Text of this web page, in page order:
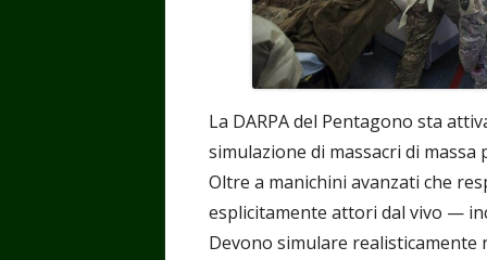
La DARPA del Pentagono sta
simulazione di massacri di
Oltre a manichini avanzati che
esplicitamente attori dal vivo —
Devono simulare